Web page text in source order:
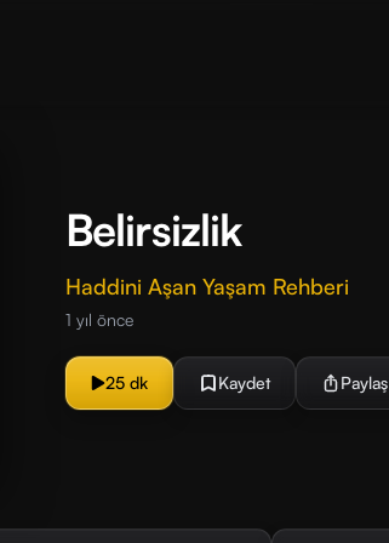
Belirsizlik
Haddini Aşan Yaşam Rehberi
1 yıl önce
25 dk Kaydet Paylaş